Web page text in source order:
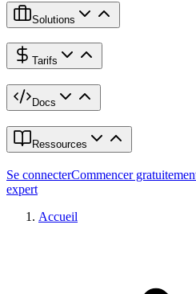
Solutions
Tarifs
Docs
Ressources
Se connecterCommencer
expert
Accueil